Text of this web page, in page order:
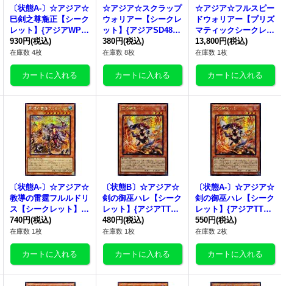
〔状態A-〕☆アジア☆
巳剣之尊麁正【シーク
レット】{アジアWPP
6-JP031}《モンスタ
ー》
930円(税込)
在庫数 4枚
☆アジア☆スクラップ
ウォリアー【シークレ
ット】{アジアSD48-J
PP08}《シンクロ》
380円(税込)
在庫数 8枚
☆アジア☆フルスピー
ドウォリアー【プリズ
マティックシークレッ
ト】{アジアSD48-JPP
01}《モンスター》
13,800円(税込)
在庫数 1枚
〔状態A-〕☆アジア☆
教導の雷霆フルルドリ
ス【シークレット】
{アジアDOOD-JP026}
《モンスター》
740円(税込)
在庫数 1枚
〔状態B〕☆アジア☆
剣の御巫ハレ【シーク
レット】{アジアTTP1
-JP060}《モンスタ
ー》
480円(税込)
在庫数 1枚
〔状態A-〕☆アジア☆
剣の御巫ハレ【シーク
レット】{アジアTTP1
-JP060}《モンスタ
ー》
550円(税込)
在庫数 2枚